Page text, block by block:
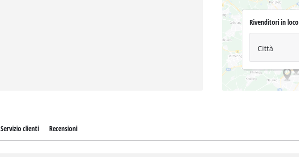
Rivenditori in loco
Città
Servizio clienti Recensioni